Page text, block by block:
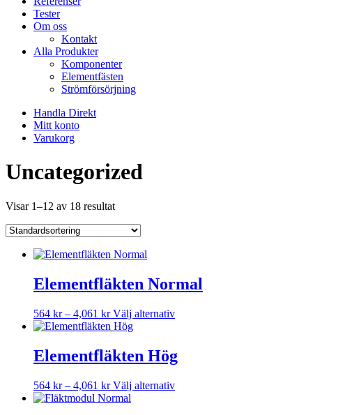
Tester
Om oss
Kontakt
Alla Produkter
Komponenter
Elementfästen
Strömförsörjning
Handla Direkt
Mitt konto
Varukorg
Uncategorized
Visar 1–12 av 18 resultat
Elementfläkten Normal
564 kr – 4,061 krPrisintervall:
564 kr
4,061 kr
Välj alternativDen
har
flera
De
Elementfläkten Hög
564 kr – 4,061 krPrisintervall:
564 kr
Välj alternativDen